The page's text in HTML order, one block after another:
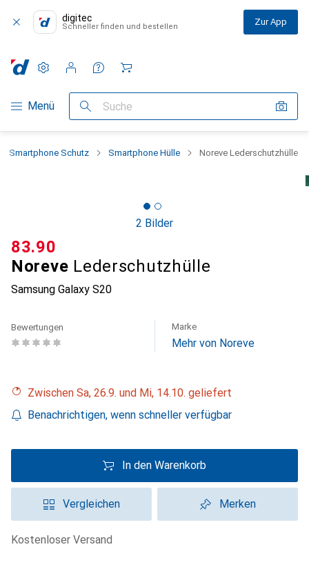
digitec
Schneller finden und bestellen Zur App
Navigation nach Kategorien
Menü Suche
Einstellungen
Kundenkonto
Vergleichslisten
Merklisten
Warenkorb
Smartphone Schutz Smartphone Hülle Noreve Lederschutzhülle
2 Bilder
Noreve Lederschutzhülle
Samsung Galaxy S20
CHF
83.90
Bewertungen Marke
Mehr von Noreve
Zwischen Sa, 26.9. und Mi, 14.10. geliefert
Benachrichtigen, wenn schneller verfügbar
In den Warenkorb
Vergleichen Merken
kostenloser Versand